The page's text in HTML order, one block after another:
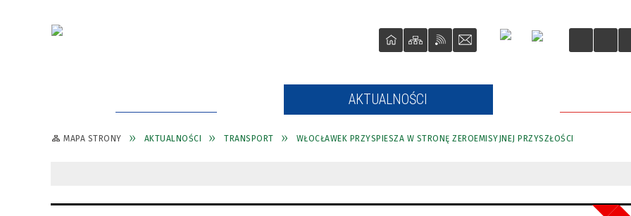
AKTUALNOŚCI
MAPA STRONY AKTUALNOŚCI TRANSPORT WŁOCŁAWEK PRZYSPIESZA W STRONĘ ZEROEMISYJNEJ PRZYSZŁOŚCI